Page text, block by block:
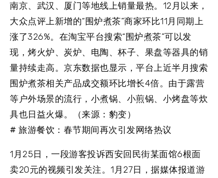
南京、武汉、厦门等地线上销量最热。12月以来，
大众点评上新增的“围炉煮茶”商家环比11月同期上
涨了326%。在淘宝平台搜索“围炉煮茶”可以发
现，烤火炉、炭炉、电陶、杯子、果盘等器具的销
量持续走高。京东数据也显示，平台上近半月搜索
围炉煮茶相关产品成交额环比增长4倍。由于露营
等户外场景的流行，小煮锅、小煎锅、小烤盘等炊
具也日益火爆。（来源：豹变）
# 旅游餐饮：春节期间再次引发网络热议
1月25日，一段游客投诉西安回民街某面馆6根面
卖20元的视频引发关注。1月27日，据媒体报道游